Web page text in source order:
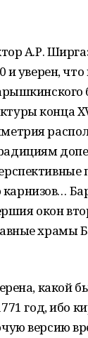
А.Р.
и уверен,
конца
окон
храмы
какой
год, ибо
версию